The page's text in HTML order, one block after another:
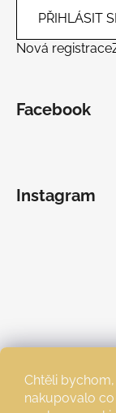
Chtěli
nakupovalo
PŘIHLÁSIT
Nová registrace
Facebook
Instagram